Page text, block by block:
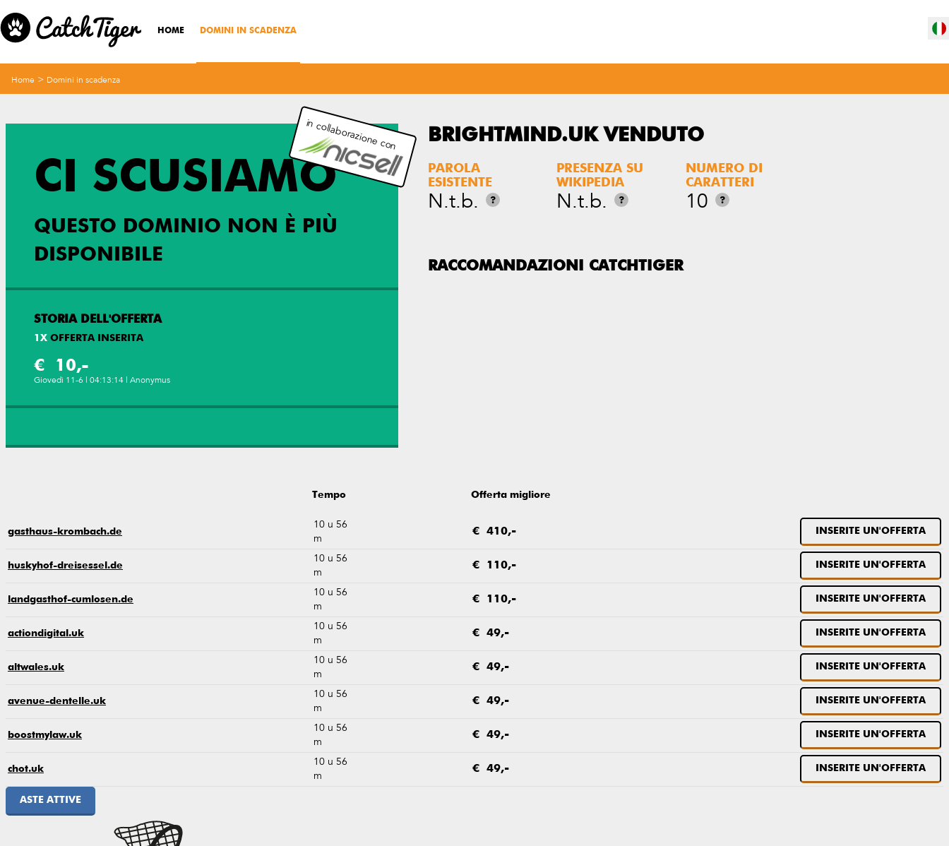
HOME DOMINI IN SCADENZA
Home > Domini in scadenza
CI SCUSIAMO
QUESTO DOMINIO NON È PIÙ
DISPONIBILE
STORIA DELL'OFFERTA
1 X OFFERTA INSERITA
€ 10,-
Giovedì 11-6 | 04:13:14 | Anonymus
in collaborazione con BRIGHTMIND.UK VENDUTO
PAROLA
ESISTENTE
N.t.b. ?
PRESENZA SU
WIKIPEDIA
N.t.b. ?
NUMERO DI
CARATTERI
10 ?
RACCOMANDAZIONI CATCHTIGER
Tempo Offerta migliore
gasthaus-krombach.de
10 u 56
m
€ 410,- INSERITE UN'OFFERTA
huskyhof-dreisessel.de
10 u 56
m
€ 110,- INSERITE UN'OFFERTA
landgasthof-cumlosen.de
10 u 56
m
€ 110,- INSERITE UN'OFFERTA
actiondigital.uk
10 u 56
m
€ 49,- INSERITE UN'OFFERTA
altwales.uk
10 u 56
m
€ 49,- INSERITE UN'OFFERTA
avenue-dentelle.uk
10 u 56
m
€ 49,- INSERITE UN'OFFERTA
boostmylaw.uk
10 u 56
m
€ 49,- INSERITE UN'OFFERTA
chot.uk
10 u 56
m
€ 49,- INSERITE UN'OFFERTA
ASTE ATTIVE